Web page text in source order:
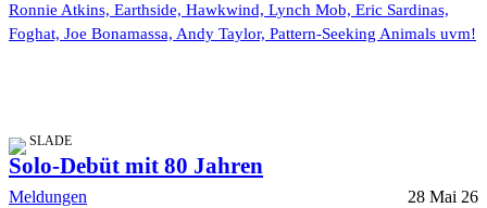
Ronnie Atkins, Earthside, Hawkwind, Lynch Mob, Eric Sardinas,
Foghat, Joe Bonamassa, Andy Taylor, Pattern-Seeking Animals uvm!
SLADE
Solo-Debüt mit 80 Jahren
Meldungen 28 Mai 26